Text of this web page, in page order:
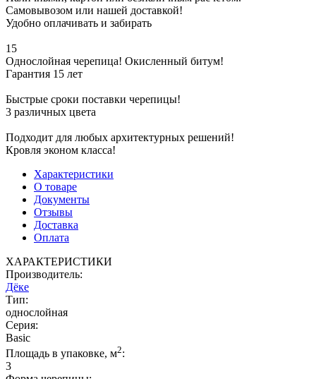
Самовывозом или нашей доставкой!
Удобно оплачивать и забирать
15
Однослойная черепица! Окисленный битум!
Гарантия 15 лет
Быстрые сроки поставки черепицы!
3 различных цвета
Подходит для любых архитектурных решений!
Кровля эконом класса!
Характеристики
О товаре
Документы
Отзывы
Доставка
Оплата
ХАРАКТЕРИСТИКИ
Производитель:
Дёке
Тип:
однослойная
Серия:
Basic
Площадь в упаковке, м2:
3